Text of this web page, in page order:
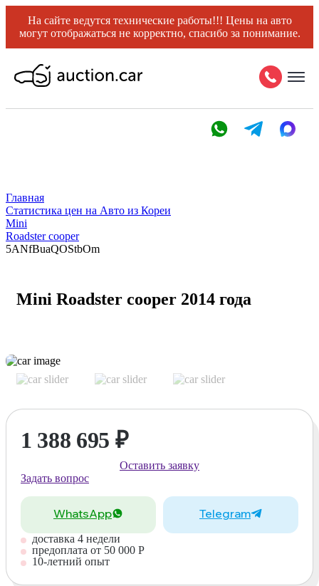
На сайте ведутся технические работы!!! Цены на авто
могут отображаться не корректно, спасибо за понимание.
Главная
Статистика цен на Авто из Кореи
Mini
Roadster cooper
5ANfBuaQOStbOm
Mini Roadster cooper 2014 года
1 388 695 ₽
Оставить заявку
Задать вопрос
WhatsApp Telegram
доставка 4 недели
предоплата от 50 000 Р
10-летний опыт